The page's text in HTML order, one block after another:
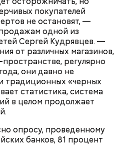
покупателей
не остановят, —
одной из
Сергей Кудрявцев. —
от различных магазинов,
регулярно
они давно не
традиционных «черных
статистика, система
в целом продолжает
опросу, проведенному
банков, 81 процент
сформировать
2–6 ежемесячных
кроссовки. Так
вещам даем вторую жизнь,